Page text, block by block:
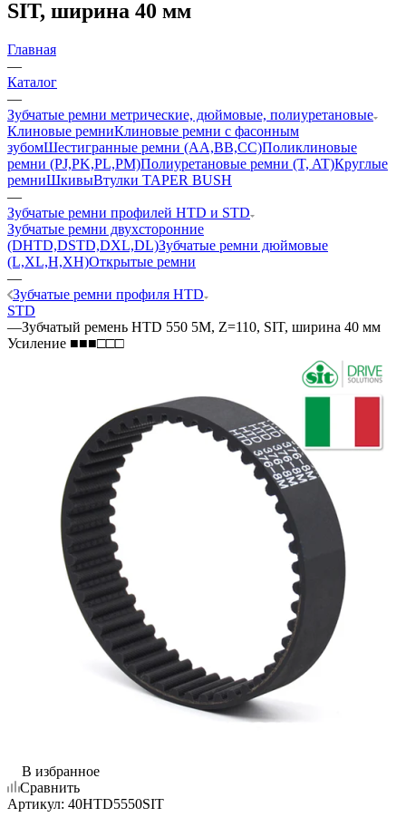
SIT, ширина 40 мм
Главная
—
Каталог
—
Зубчатые ремни метрические, дюймовые, полиуретановые
Клиновые ремниКлиновые ремни с фасонным
зубомШестигранные ремни (AA,BB,CC)Поликлиновые
ремни (PJ,PK,PL,PM)Полиуретановые ремни (T, AT)Круглые
ремниШкивыВтулки TAPER BUSH
—
Зубчатые ремни профилей HTD и STD
Зубчатые ремни двухсторонние
(DHTD,DSTD,DXL,DL)Зубчатые ремни дюймовые
(L,XL,H,XH)Открытые ремни
—
Зубчатые ремни профиля HTD
STD
—Зубчатый ремень HTD 550 5M, Z=110, SIT, ширина 40 мм
Усиление ■■■□□□
В избранное
Сравнить
Артикул: 40HTD5550SIT